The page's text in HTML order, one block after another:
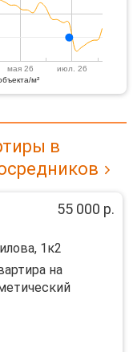
м²
мая 26 июл. 26
в
55 000 р.
1к2
на